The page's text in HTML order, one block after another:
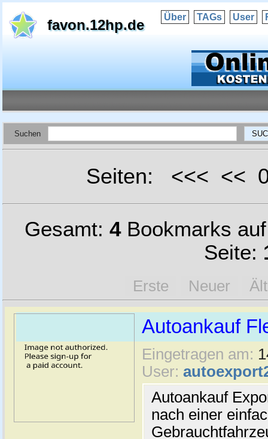
favon.12hp.de Über TAGs User
Suchen
Seiten: <<< <<
Gesamt: 4Bookmarks
Seite:
Erste Neuer
Autoankauf
Eingetragen am:
User:
Autoankauf
nach einer